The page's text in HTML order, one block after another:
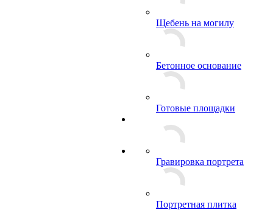
Щебень на могилу
Бетонное основание
Готовые площадки
Гравировка портрета
Портретная плитка